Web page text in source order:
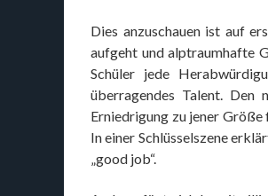
Dies anzuschauen ist auf
aufgeht und alptraumhafte
Schüler jede
überragendes Talent.
Erniedrigung zu jener
In einer Schlüsselszene
„good job“.